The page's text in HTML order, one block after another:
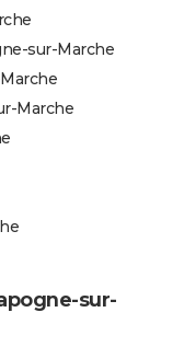
sur-Marche
Marche
sur-